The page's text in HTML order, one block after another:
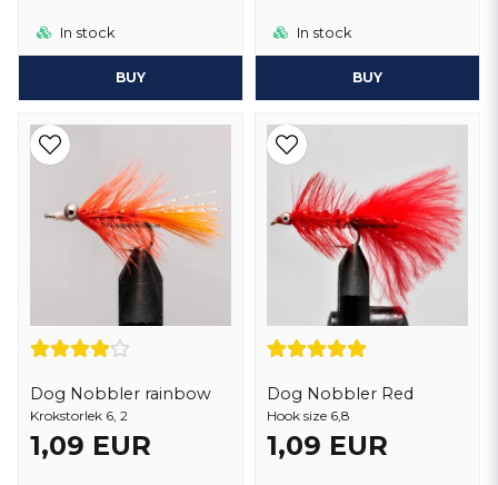
In stock
BUY
In stock
BUY
Dog Nobbler rainbow
Krokstorlek 6, 2
1,09 EUR
Dog Nobbler Red
Hook size 6,8
1,09 EUR